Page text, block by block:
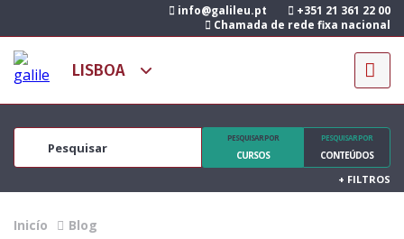
info@galileu.pt
+351 21 361 22 00
Chamada de rede fixa nacional
PESQUISAR POR
CURSOS
PESQUISAR POR
CONTEÚDOS
+ FILTROS
Inicío Blog